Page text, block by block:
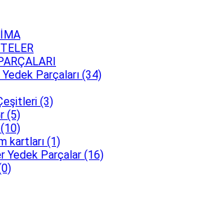
Parçaları (34)
(3)
(5)
kartları (1)
Yedek Parçalar (16)